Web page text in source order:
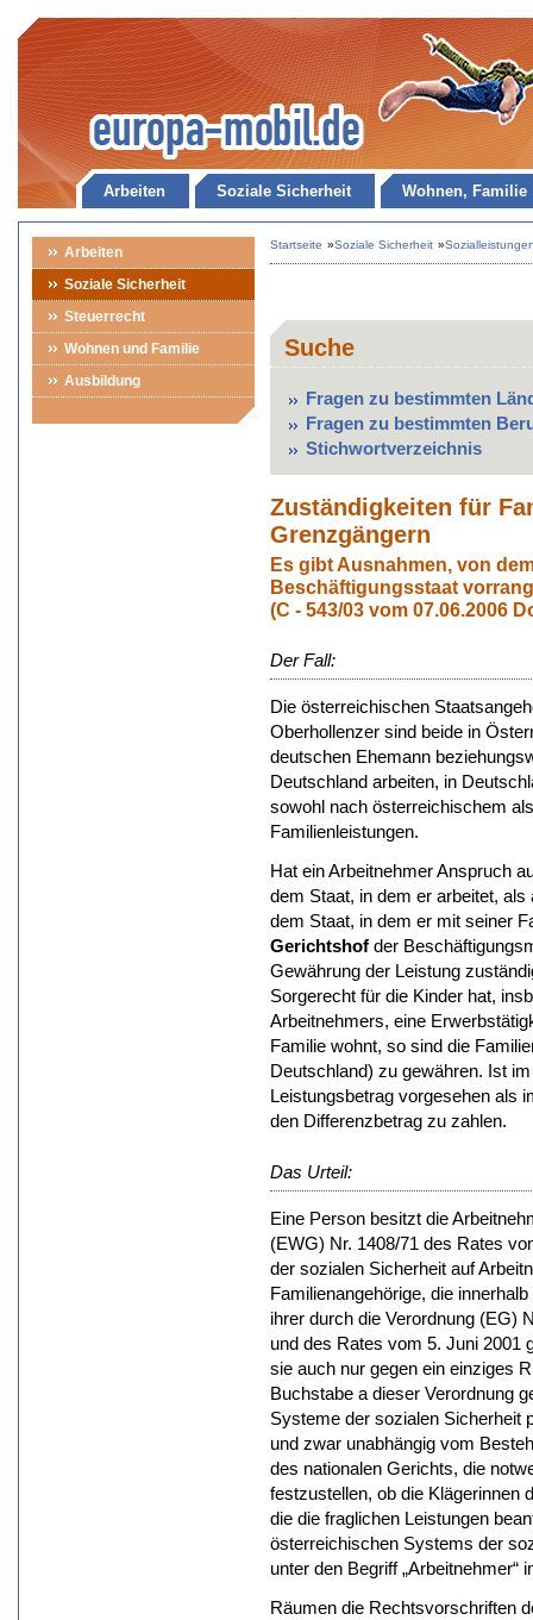
Arbeiten Soziale Sicherheit Wohnen, Familie
Arbeiten
Soziale Sicherheit
Steuerrecht
Wohnen und Familie
Ausbildung
Startseite »Soziale Sicherheit »
Suche
Fragen zu bestimmten
Fragen zu bestimmten
Stichwortverzeichnis
Zuständigkeiten für
Grenzgängern
Es gibt Ausnahmen, von
Beschäftigungsstaat
(C - 543/03 vom 07.06.2006
Der Fall:
Die österreichischen
Oberhollenzer sind beide in
deutschen Ehemann
Deutschland arbeiten, in
sowohl nach österreichischem
Familienleistungen.
Hat ein Arbeitnehmer Anspruch
dem Staat, in dem er arbeitet,
dem Staat, in dem er mit seiner
Gerichtshof der
Gewährung der Leistung
Sorgerecht für die Kinder hat,
Arbeitnehmers, eine
Familie wohnt, so sind die
Deutschland) zu gewähren. Ist
Leistungsbetrag vorgesehen als
den Differenzbetrag zu zahlen.
Das Urteil:
Eine Person besitzt die
(EWG) Nr. 1408/71 des Rates
der sozialen Sicherheit auf
Familienangehörige, die
ihrer durch die Verordnung (EG)
und des Rates vom 5. Juni 2001
sie auch nur gegen ein einziges
Buchstabe a dieser Verordnung
Systeme der sozialen Sicherheit
und zwar unabhängig vom
des nationalen Gerichts, die
festzustellen, ob die Klägerinnen
die die fraglichen Leistungen
österreichischen Systems der
unter den Begriff „Arbeitnehmer“
Räumen die Rechtsvorschriften